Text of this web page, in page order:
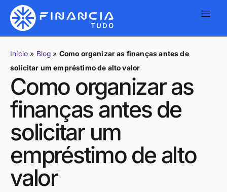
Início » Blog » Como organizar as finanças antes de
solicitar um empréstimo de alto valor
Como organizar as
finanças antes de
solicitar um
empréstimo de alto
valor